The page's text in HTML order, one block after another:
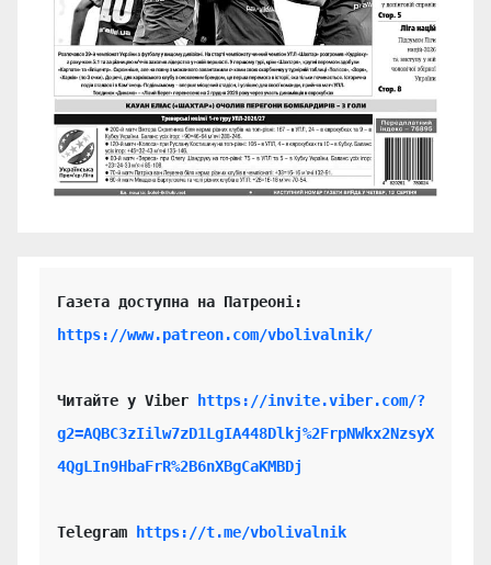
https://www.patreon.com/vbolivalnik/
Читайте у Viber
https://invite.viber.com/?
g2=AQBC3zIilw7zD1LgIA448Dlkj%2FrpNWkx2NzsyX
4QgLIn9HbaFrR%2B6nXBgCaKMBDj
Telegram https://t.me/vbolivalnik